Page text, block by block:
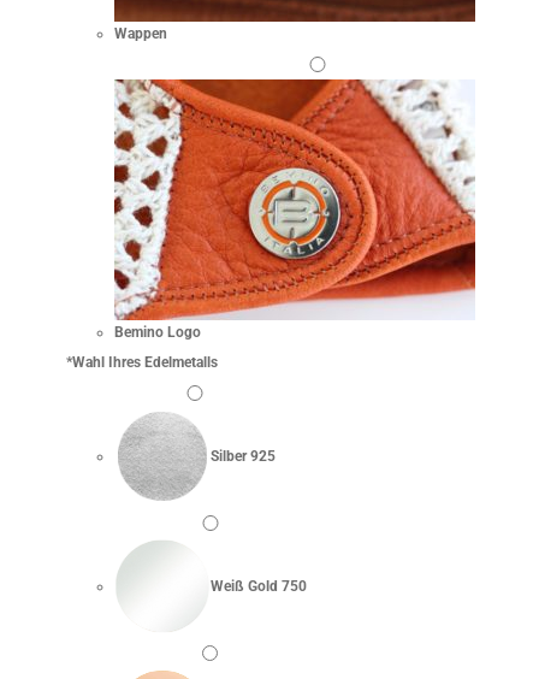
Wappen
Bemino Logo
*Wahl Ihres Edelmetalls
Silber 925
Weiß Gold 750